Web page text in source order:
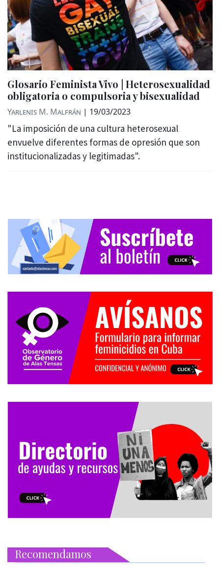
Glosario Feminista Vivo | Heterosexualidad
obligatoria o compulsoria y bisexualidad
Yarlenis M. Malfrán | 19/03/2023
"La imposición de una cultura heterosexual
envuelve diferentes formas de opresión que son
institucionalizadas y legitimadas".
Recomendamos